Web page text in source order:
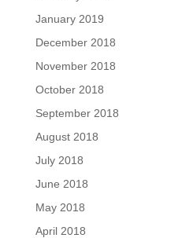
January 2019
December 2018
November 2018
October 2018
September 2018
August 2018
July 2018
June 2018
May 2018
April 2018